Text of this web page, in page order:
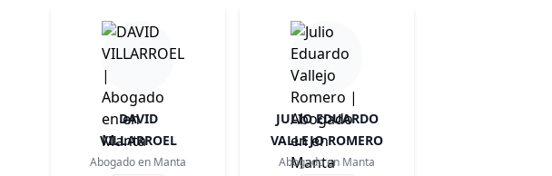
DAVID
VILLARROEL
Abogado en Manta
JULIO EDUARDO
VALLEJO ROMERO
Abogado en Manta